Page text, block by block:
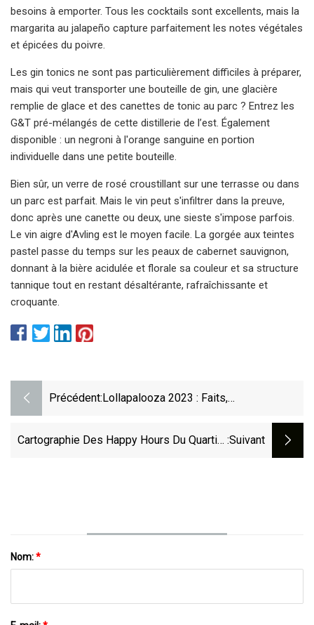
besoins à emporter. Tous les cocktails sont excellents, mais la
margarita au jalapeño capture parfaitement les notes végétales
et épicées du poivre.
Les gin tonics ne sont pas particulièrement difficiles à préparer,
mais qui veut transporter une bouteille de gin, une glacière
remplie de glace et des canettes de tonic au parc ? Entrez les
G&T pré-mélangés de cette distillerie de l’est. Également
disponible : un negroni à l'orange sanguine en portion
individuelle dans une petite bouteille.
Bien sûr, un verre de rosé croustillant sur une terrasse ou dans
un parc est parfait. Mais le vin peut s'infiltrer dans la preuve,
donc après une canette ou deux, une sieste s'impose parfois.
Le vin aigre d'Avling est le moyen facile. La gorgée aux teintes
pastel passe du temps sur les peaux de cabernet sauvignon,
donnant à la bière acidulée et florale sa couleur et sa structure
tannique tout en restant désaltérante, rafraîchissante et
croquante.
Précédent: Lollapalooza 2023 : Faits,
Cartographie Des Happy Hours Du Quartier :suivant
Nom:*